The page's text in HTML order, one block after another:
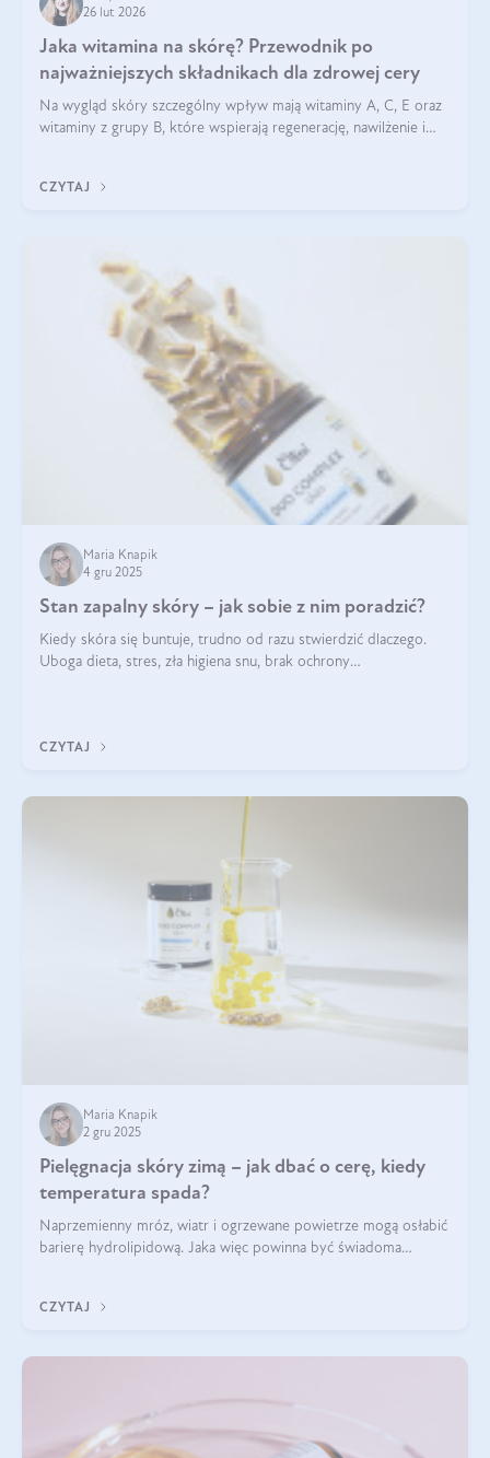
26 lut 2026
Jaka witamina na skórę? Przewodnik po
najważniejszych składnikach dla zdrowej cery
Na wygląd skóry szczególny wpływ mają witaminy A, C, E oraz
witaminy z grupy B, które wspierają regenerację, nawilżenie i
CZYTAJ
Maria Knapik
4 gru 2025
Stan zapalny skóry – jak sobie z nim poradzić?
Kiedy skóra się buntuje, trudno od razu stwierdzić dlaczego.
Uboga dieta, stres, zła higiena snu, brak ochrony
CZYTAJ
Maria Knapik
2 gru 2025
Pielęgnacja skóry zimą – jak dbać o cerę, kiedy
temperatura spada?
Naprzemienny mróz, wiatr i ogrzewane powietrze mogą osłabić
barierę hydrolipidową. Jaka więc powinna być świadoma
CZYTAJ